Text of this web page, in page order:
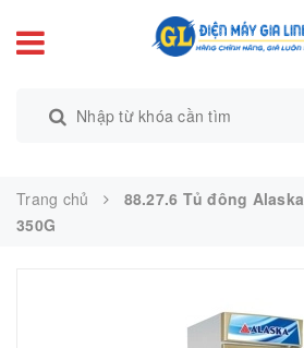
Trang chủ
88.27.6 Tủ đông
350G